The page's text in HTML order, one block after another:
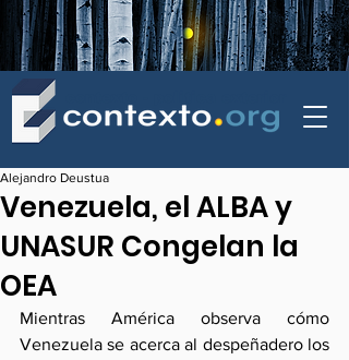
Venezuela, el ALBA y
UNASUR Congelan la
OEA
Alejandro Deustua
Mientras América observa cómo
Venezuela se acerca al despeñadero los